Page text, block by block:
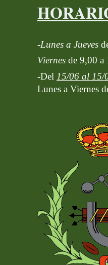
-Lunes a Jueves
Viernes de 9,00 a
-Del 15/06 al 15/
Lunes a Viernes